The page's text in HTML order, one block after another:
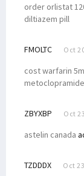
order orlistat
diltiazem pill
FMOLTC Oct
cost warfarin
ZBYXBP Oct
astelin canada
TZDDDX Oct